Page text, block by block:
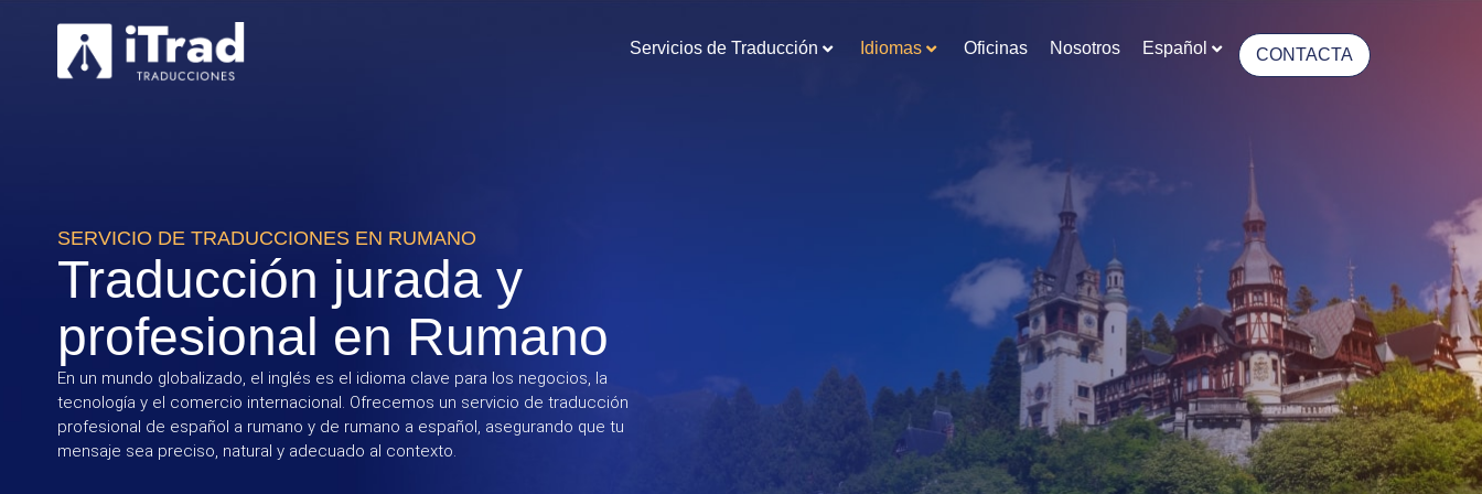
Servicios de Traducción Idiomas Oficinas Nosotros Español CONTACTA
SERVICIO DE TRADUCCIONES EN RUMANO
Traducción jurada y
profesional en Rumano
En un mundo globalizado, el inglés es el idioma clave para los negocios, la
tecnología y el comercio internacional. Ofrecemos un servicio de traducción
profesional de español a rumano y de rumano a español, asegurando que tu
mensaje sea preciso, natural y adecuado al contexto.